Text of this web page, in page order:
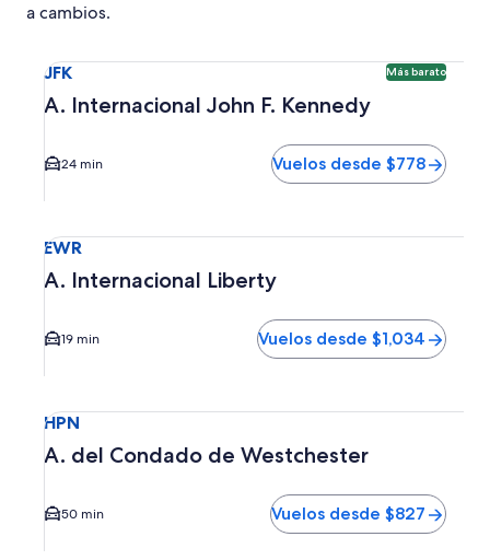
a cambios.
JFK Más barato
A. Internacional John F. Kennedy
24 min Vuelos desde $778
EWR
A. Internacional Liberty
19 min Vuelos desde $1,034
HPN
A. del Condado de Westchester
50 min Vuelos desde $827